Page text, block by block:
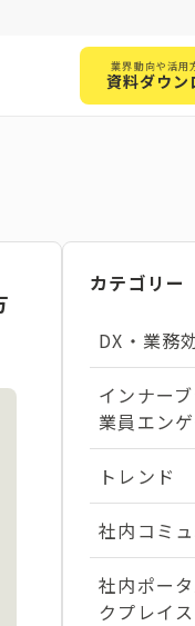
業界動向や活用
資料ダウン
カテゴリー
DX・業務
インナー
業員エン
トレンド
社内コミ
社内ポー
クプレイス